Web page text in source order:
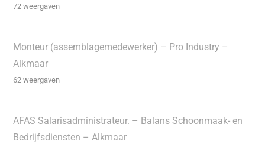
72 weergaven
Monteur (assemblagemedewerker) – Pro Industry –
Alkmaar
62 weergaven
AFAS Salarisadministrateur. – Balans Schoonmaak- en
Bedrijfsdiensten – Alkmaar